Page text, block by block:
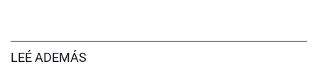
LEÉ ADEMÁS